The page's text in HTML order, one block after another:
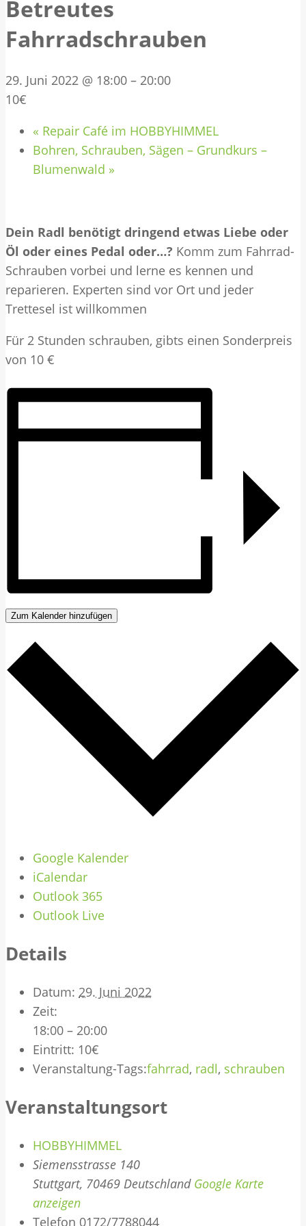
Betreutes
Fahrradschrauben
29. Juni 2022 @ 18:00 – 20:00
10€
« Repair Café im HOBBYHIMMEL
Bohren, Schrauben, Sägen – Grundkurs –
Blumenwald »
Dein Radl benötigt dringend etwas Liebe oder
Öl oder eines Pedal oder…? Komm zum Fahrrad-
Schrauben vorbei und lerne es kennen und
reparieren. Experten sind vor Ort und jeder
Trettesel ist willkommen
Für 2 Stunden schrauben, gibts einen Sonderpreis
von 10 €
Zum Kalender hinzufügen
Google Kalender
iCalendar
Outlook 365
Outlook Live
Details
Datum: 29. Juni 2022
Zeit:
18:00 – 20:00
Eintritt: 10€
Veranstaltung-Tags:fahrrad, radl, schrauben
Veranstaltungsort
HOBBYHIMMEL
Siemensstrasse 140
Stuttgart, 70469 Deutschland Google Karte
anzeigen
Telefon 0172/7788044